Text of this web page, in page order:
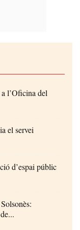
l’Oficina del
el servei
d’espai públic